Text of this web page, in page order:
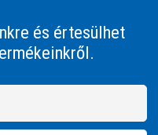
és értesülhet